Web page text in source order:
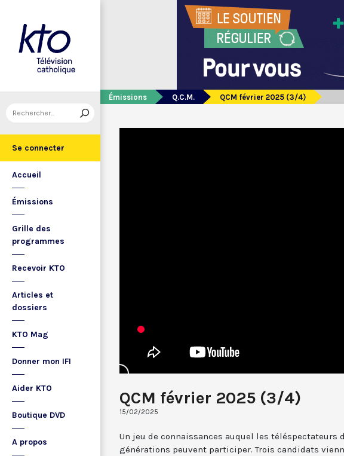
Se connecter
Accueil
Émissions
Grille des
programmes
Recevoir KTO
Articles et
dossiers
KTO Mag
Donner mon IFI
Aider KTO
Boutique DVD
A propos
Émissions Q.C.M. QCM février 2025 (3/4)
QCM février 2025 (3/4)
15/02/2025
Un jeu de connaissances auquel les téléspectateurs
générations peuvent participer. Trois candidats